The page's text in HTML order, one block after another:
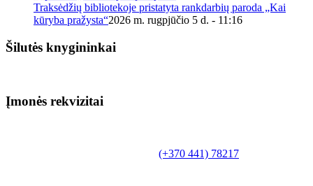
Traksėdžių bibliotekoje pristatyta rankdarbių paroda „Kai
kūryba pražysta“2026 m. rugpjūčio 5 d. - 11:16
Šilutės knygininkai
Įmonės rekvizitai
(+370 441) 78217